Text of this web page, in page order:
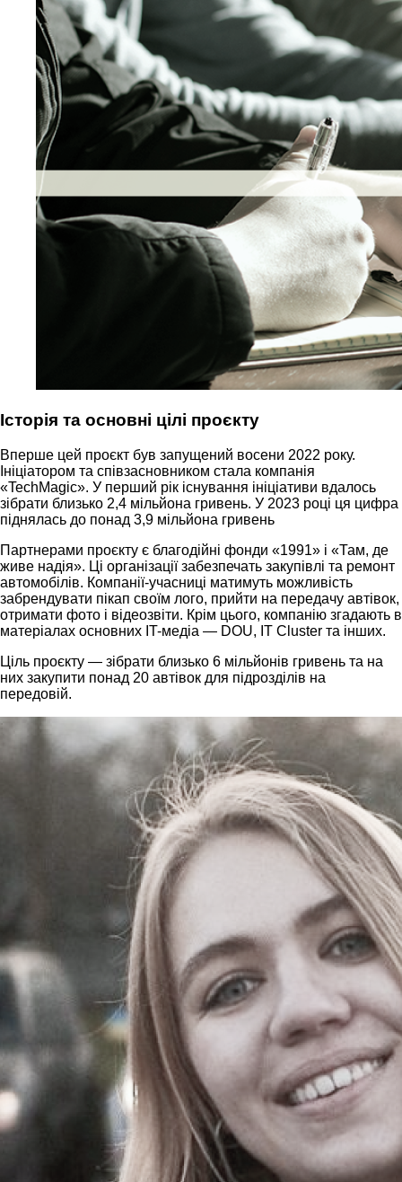
Історія та основні цілі проєкту
Вперше цей проєкт був запущений восени 2022 року.
Ініціатором та співзасновником стала компанія
«TechMagic». У перший рік існування ініціативи вдалось
зібрати близько 2,4 мільйона гривень. У 2023 році ця цифра
піднялась до понад 3,9 мільйона гривень
Партнерами проєкту є благодійні фонди «1991» і «Там, де
живе надія». Ці організації забезпечать закупівлі та ремонт
автомобілів. Компанії-учасниці матимуть можливість
забрендувати пікап своїм лого, прийти на передачу автівок,
отримати фото і відеозвіти. Крім цього, компанію згадають в
матеріалах основних IT-медіа — DOU, IT Cluster та інших.
Ціль проєкту — зібрати близько 6 мільйонів гривень та на
них закупити понад 20 автівок для підрозділів на
передовій.